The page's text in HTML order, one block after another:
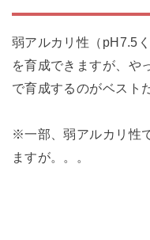
弱アルカリ性（pH7.5
を育成できますが、や
で育成するのがベスト
※一部、弱アルカリ性
ますが。。。